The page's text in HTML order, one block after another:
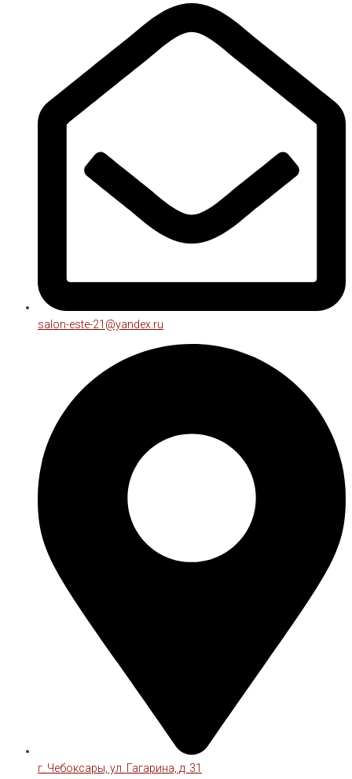
salon-este-21@yandex.ru
г. Чебоксары, ул. Гагарина, д. 31